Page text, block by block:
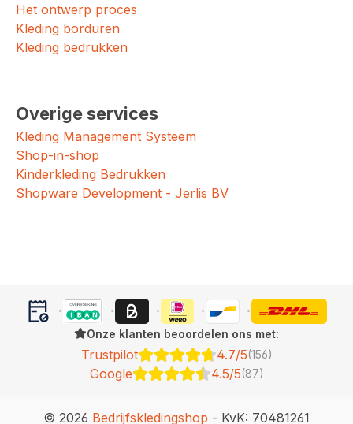
Het ontwerp proces
Kleding borduren
Kleding bedrukken
Overige services
Kleding Management Systeem
Shop-in-shop
Kinderkleding Bedrukken
Shopware Development - Jerlis BV
Onze klanten beoordelen ons met:
Trustpilot 4.7/5(156)
Google 4.5/5(87)
© 2026 Bedrijfskledingshop - KvK: 70481261